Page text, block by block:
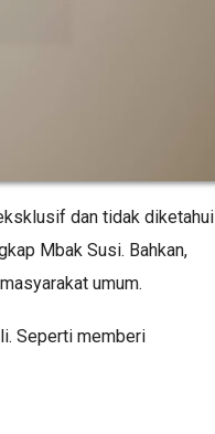
dan tidak diketahui
Mbak Susi. Bahkan,
umum.
Seperti memberi